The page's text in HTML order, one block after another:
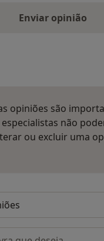
Enviar opinião
opiniões são
especialistas não
ou excluir uma